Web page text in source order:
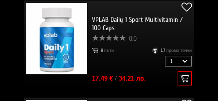
VPLAB Daily 1 Sport Multivitamin /
100 Caps
0.0
9 пъти 17 промо точки
17.49 €/ 34.21 лв.